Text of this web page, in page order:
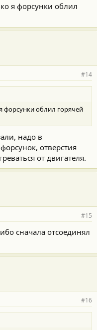
я форсунки облил
#14
форсунки облил горячей
надо в
отверстия
от двигателя.
#15
сначала отсоединял
#16